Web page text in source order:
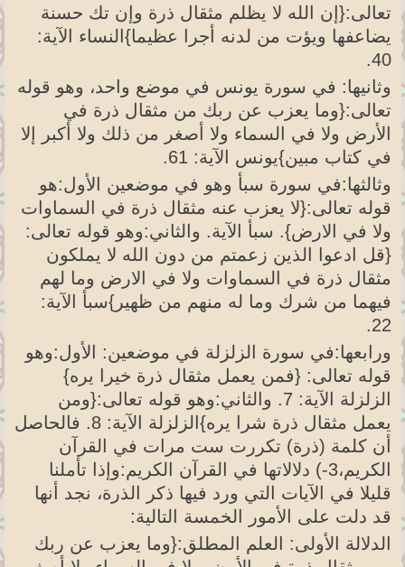
تعالى:{إن الله لا يظلم مثقال ذرة وإن تك حسنة
يضاعفها ويؤت من لدنه أجرا عظيما}النساء الآية:
40.
وثانيها: في سورة يونس في موضع واحد، وهو قوله
تعالى:{وما يعزب عن ربك من مثقال ذرة في
الأرض ولا في السماء ولا أصغر من ذلك ولا أكبر إلا
في كتاب مبين}يونس الآية: 61.
وثالثها:في سورة سبأ وهو في موضعين الأول:هو
قوله تعالى:{لا يعزب عنه مثقال ذرة في السماوات
ولا في الارض}. سبأ الآية. والثاني:وهو قوله تعالى:
{قل ادعوا الذين زعمتم من دون الله لا يملكون
مثقال ذرة في السماوات ولا في الارض وما لهم
فيهما من شرك وما له منهم من ظهير}سبأ الآية:
22.
ورابعها:في سورة الزلزلة في موضعين: الأول:وهو
قوله تعالى: {فمن يعمل مثقال ذرة خيرا يره}
الزلزلة الآية: 7. والثاني:وهو قوله تعالى:{ومن
يعمل مثقال ذرة شرا يره}الزلزلة الآية: 8. فالحاصل
أن كلمة (ذرة) تكررت ست مرات في القرآن
الكريم،3-) دلالاتها في القرآن الكريم:وإذا تأملنا
قليلا في الآيات التي ورد فيها ذكر الذرة، نجد أنها
قد دلت على الأمور الخمسة التالية:
الدلالة الأولى: العلم المطلق:{وما يعزب عن ربك